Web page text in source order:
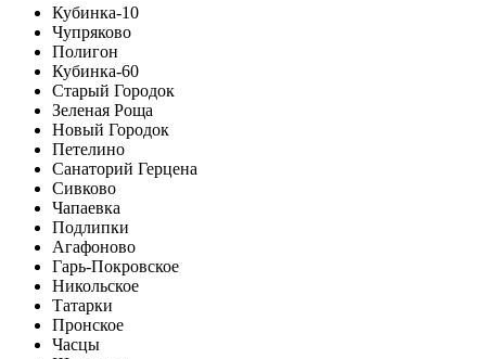
Кубинка-10
Чупряково
Полигон
Кубинка-60
Старый Городок
Зеленая Роща
Новый Городок
Петелино
Санаторий Герцена
Сивково
Чапаевка
Подлипки
Агафоново
Гарь-Покровское
Никольское
Татарки
Пронское
Часцы